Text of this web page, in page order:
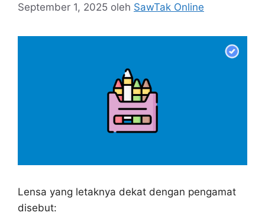
September 1, 2025 oleh SawTak Online
Lensa yang letaknya dekat dengan pengamat
disebut: